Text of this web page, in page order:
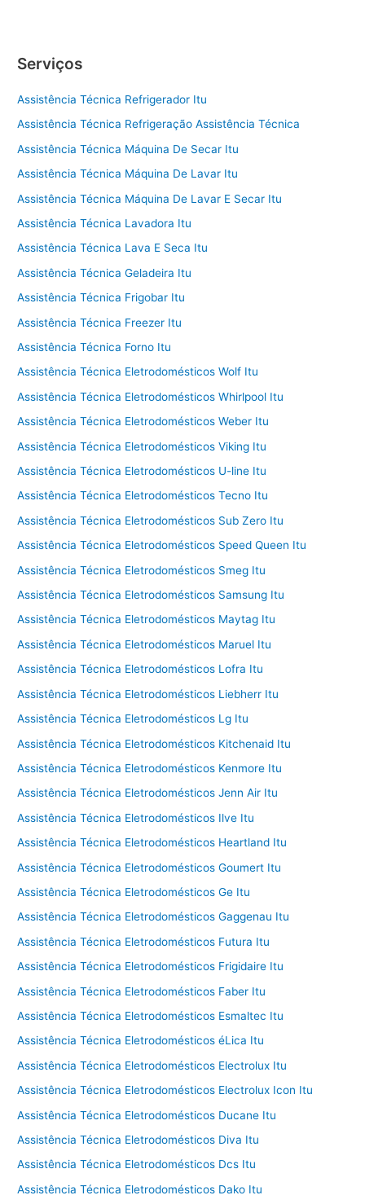
Serviços
Assistência Técnica Refrigerador Itu
Assistência Técnica Refrigeração Assistência Técnica
Assistência Técnica Máquina De Secar Itu
Assistência Técnica Máquina De Lavar Itu
Assistência Técnica Máquina De Lavar E Secar Itu
Assistência Técnica Lavadora Itu
Assistência Técnica Lava E Seca Itu
Assistência Técnica Geladeira Itu
Assistência Técnica Frigobar Itu
Assistência Técnica Freezer Itu
Assistência Técnica Forno Itu
Assistência Técnica Eletrodomésticos Wolf Itu
Assistência Técnica Eletrodomésticos Whirlpool Itu
Assistência Técnica Eletrodomésticos Weber Itu
Assistência Técnica Eletrodomésticos Viking Itu
Assistência Técnica Eletrodomésticos U-line Itu
Assistência Técnica Eletrodomésticos Tecno Itu
Assistência Técnica Eletrodomésticos Sub Zero Itu
Assistência Técnica Eletrodomésticos Speed Queen Itu
Assistência Técnica Eletrodomésticos Smeg Itu
Assistência Técnica Eletrodomésticos Samsung Itu
Assistência Técnica Eletrodomésticos Maytag Itu
Assistência Técnica Eletrodomésticos Maruel Itu
Assistência Técnica Eletrodomésticos Lofra Itu
Assistência Técnica Eletrodomésticos Liebherr Itu
Assistência Técnica Eletrodomésticos Lg Itu
Assistência Técnica Eletrodomésticos Kitchenaid Itu
Assistência Técnica Eletrodomésticos Kenmore Itu
Assistência Técnica Eletrodomésticos Jenn Air Itu
Assistência Técnica Eletrodomésticos Ilve Itu
Assistência Técnica Eletrodomésticos Heartland Itu
Assistência Técnica Eletrodomésticos Goumert Itu
Assistência Técnica Eletrodomésticos Ge Itu
Assistência Técnica Eletrodomésticos Gaggenau Itu
Assistência Técnica Eletrodomésticos Futura Itu
Assistência Técnica Eletrodomésticos Frigidaire Itu
Assistência Técnica Eletrodomésticos Faber Itu
Assistência Técnica Eletrodomésticos Esmaltec Itu
Assistência Técnica Eletrodomésticos éLica Itu
Assistência Técnica Eletrodomésticos Electrolux Itu
Assistência Técnica Eletrodomésticos Electrolux Icon Itu
Assistência Técnica Eletrodomésticos Ducane Itu
Assistência Técnica Eletrodomésticos Diva Itu
Assistência Técnica Eletrodomésticos Dcs Itu
Assistência Técnica Eletrodomésticos Dako Itu